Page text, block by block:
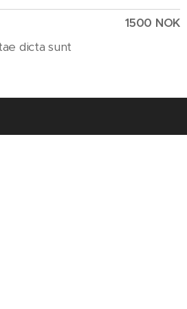
dicta sunt
1500 NOK